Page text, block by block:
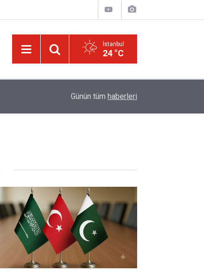
İstanbul
24 °C
Müslümanlardan dilinizi çekin, onlardan biri
Günün tüm haberleri